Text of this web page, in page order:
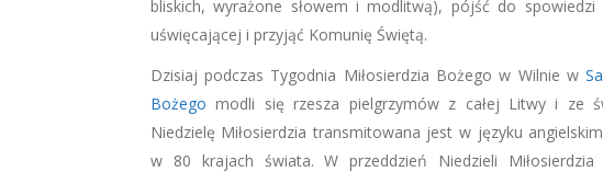
bliskich, wyrażone słowem i modlitwą), pójść do
uświęcającej i przyjąć Komunię Świętą.
Dzisiaj podczas Tygodnia Miłosierdzia Bożego w Wilnie w
Bożego modli się rzesza pielgrzymów z całej Litwy i ze
Niedzielę Miłosierdzia transmitowana jest w języku
w 80 krajach świata. W przeddzień Niedzieli